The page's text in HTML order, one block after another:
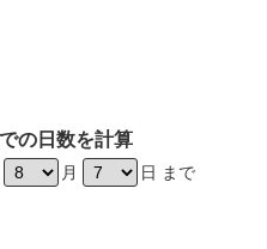
の日数を計算
月 日 まで